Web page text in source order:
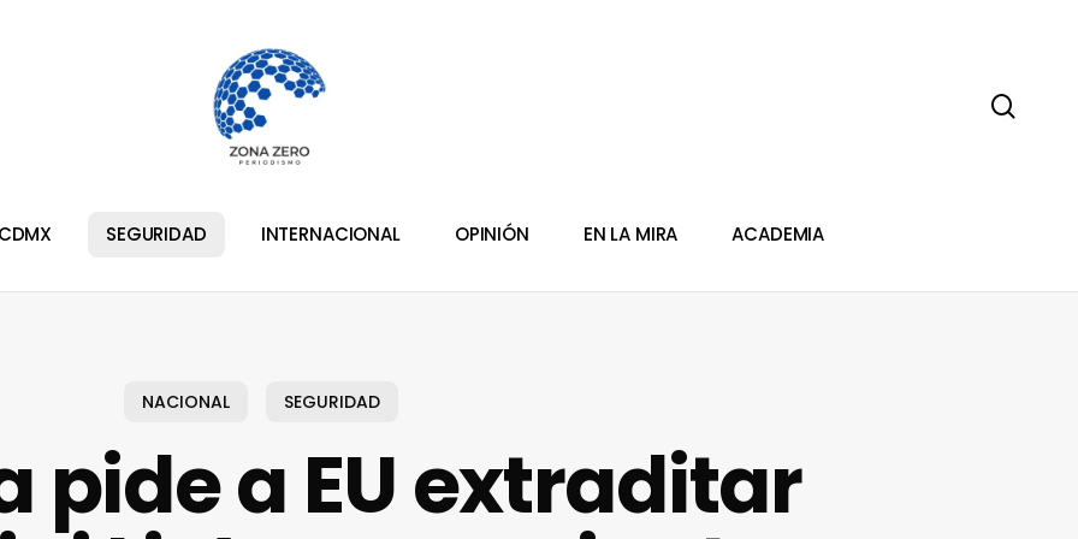
CDMX SEGURIDAD INTERNACIONAL OPINIÓN EN LA MIRA ACADEMIA
NACIONAL SEGURIDAD
pide a EU extraditar